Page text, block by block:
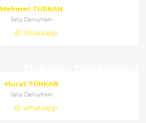
Mehmet TÜRKAN
Satış Danışmanı
Whatsapp
Murat TÜRKAN
Satış Danışmanı
Whatsapp